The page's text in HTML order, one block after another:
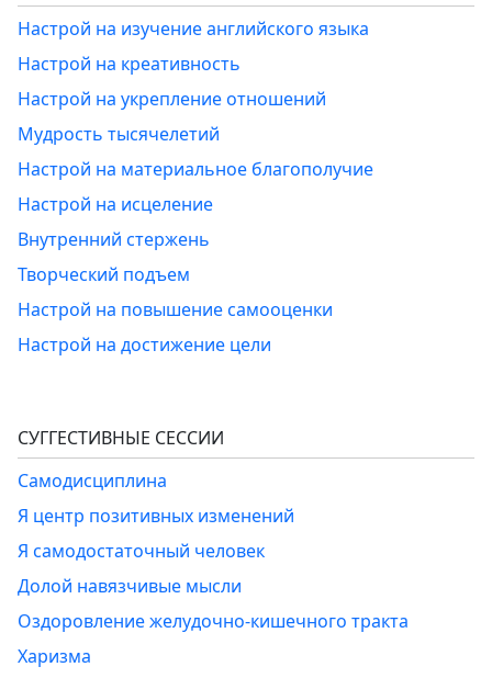
Настрой на изучение английского языка
Настрой на креативность
Настрой на укрепление отношений
Мудрость тысячелетий
Настрой на материальное благополучие
Настрой на исцеление
Внутренний стержень
Творческий подъем
Настрой на повышение самооценки
Настрой на достижение цели
СУГГЕСТИВНЫЕ СЕССИИ
Самодисциплина
Я центр позитивных изменений
Я самодостаточный человек
Долой навязчивые мысли
Оздоровление желудочно-кишечного тракта
Харизма